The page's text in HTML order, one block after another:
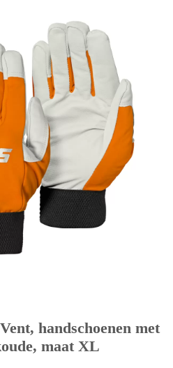
handschoenen met
maat XL